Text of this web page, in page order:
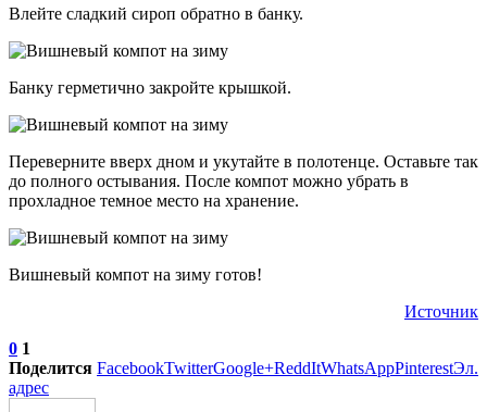
Влейте сладкий сироп обратно в банку.
Банку герметично закройте крышкой.
Переверните вверх дном и укутайте в полотенце. Оставьте так
до полного остывания. После компот можно убрать в
прохладное темное место на хранение.
Вишневый компот на зиму готов!
Источник
0 1
Поделится FacebookTwitterGoogle+ReddItWhatsAppPinterestЭл.
адрес